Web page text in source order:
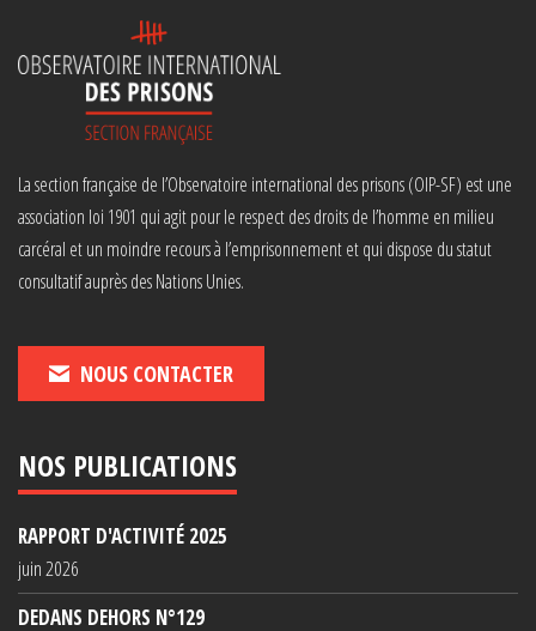
La section française de l’Observatoire international des prisons (OIP-SF) est une
association loi 1901 qui agit pour le respect des droits de l’homme en milieu
carcéral et un moindre recours à l’emprisonnement et qui dispose du statut
consultatif auprès des Nations Unies.
NOUS CONTACTER
NOS PUBLICATIONS
RAPPORT D'ACTIVITÉ 2025
juin 2026
DEDANS DEHORS N°129